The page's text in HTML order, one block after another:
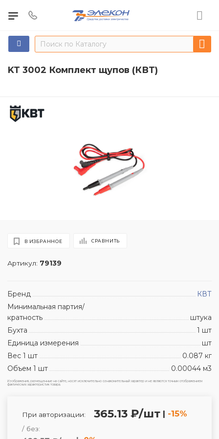
KT 3002 Комплект щупов (КВТ)
Артикул: 79139
В ИЗБРАННОЕ СРАВНИТЬ
Бренд
КВТ
Минимальная партия/
кратность
штука
Бухта
1 шт
Единица измерения
шт
Вес 1 шт
0.087 кг
Объем 1 шт
0.00044 м3
Изображения, размещенные на сайте, носят исключительно ознакомительный характер и не являются точным отображением
фактических характеристик товара.
При авторизации: 365.13 ₽/шт | -15%
/ без: